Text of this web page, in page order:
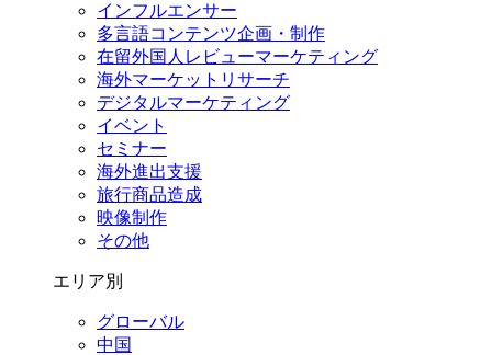
インフルエンサー
多言語コンテンツ企画・制作
在留外国⼈レビューマーケティング
海外マーケットリサーチ
デジタルマーケティング
イベント
セミナー
海外進出支援
旅行商品造成
映像制作
その他
エリア別
グローバル
中国